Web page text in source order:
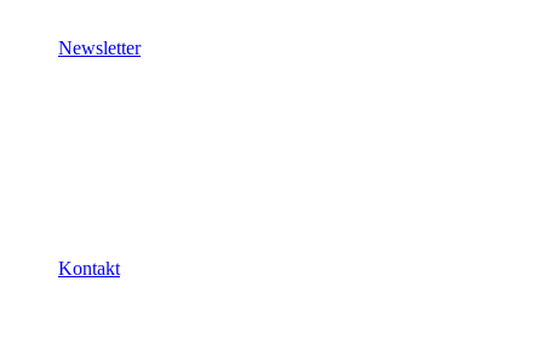
Newsletter
Kontakt